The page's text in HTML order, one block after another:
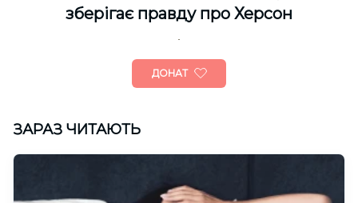
зберігає правду про Херсон
ДОНАТ
ЗАРАЗ ЧИТАЮТЬ